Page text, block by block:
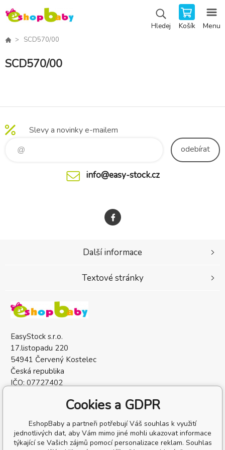
Hledej Košík Menu
SCD570/00
SCD570/00
Slevy a novinky e-mailem
odebírat
info@easy-stock.cz
EasyStock s.r.o.
17.listopadu 220
54941 Červený Kostelec
Česká republika
IČO: 07727402
Další informace
Textové stránky
Cookies a GDPR
EshopBaby a partneři potřebují Váš souhlas k využití
jednotlivých dat, aby Vám mimo jiné mohli ukazovat informace
týkající se Vašich zájmů pomocí personalizace reklam. Souhlas